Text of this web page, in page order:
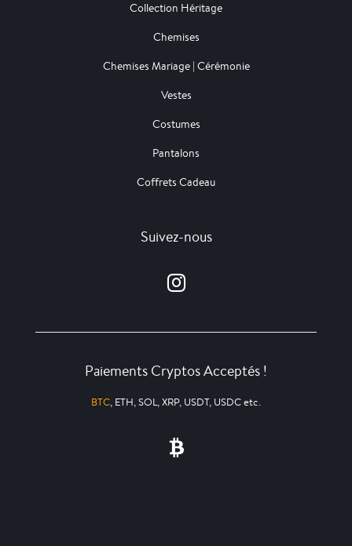
Collection Héritage
Chemises
Chemises Mariage | Cérémonie
Vestes
Costumes
Pantalons
Coffrets Cadeau
Suivez-nous
Paiements Cryptos Acceptés !
BTC, ETH, SOL, XRP, USDT, USDC etc.